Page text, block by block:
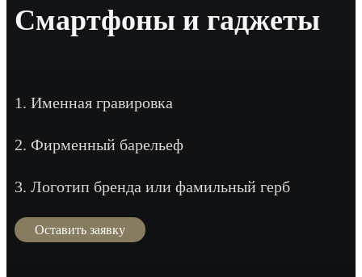
Смартфоны и гаджеты
1. Именная гравировка
2. Фирменный барельеф
3. Логотип бренда или фамильный герб
Оставить заявку